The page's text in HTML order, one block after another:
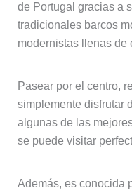
de Portugal gracias a
tradicionales barcos
modernistas llenas de
Pasear por el centro,
simplemente disfrutar
algunas de las
se puede visitar
Además, es conocida